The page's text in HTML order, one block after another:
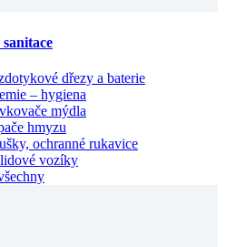
dřezy a baterie
– hygiena
mýdla
hmyzu
ochranné rukavice
vozíky